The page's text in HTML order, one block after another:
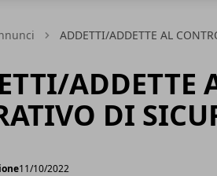
ADDETTI/ADDETTE AL
ADDETTE
DI
11/10/2022